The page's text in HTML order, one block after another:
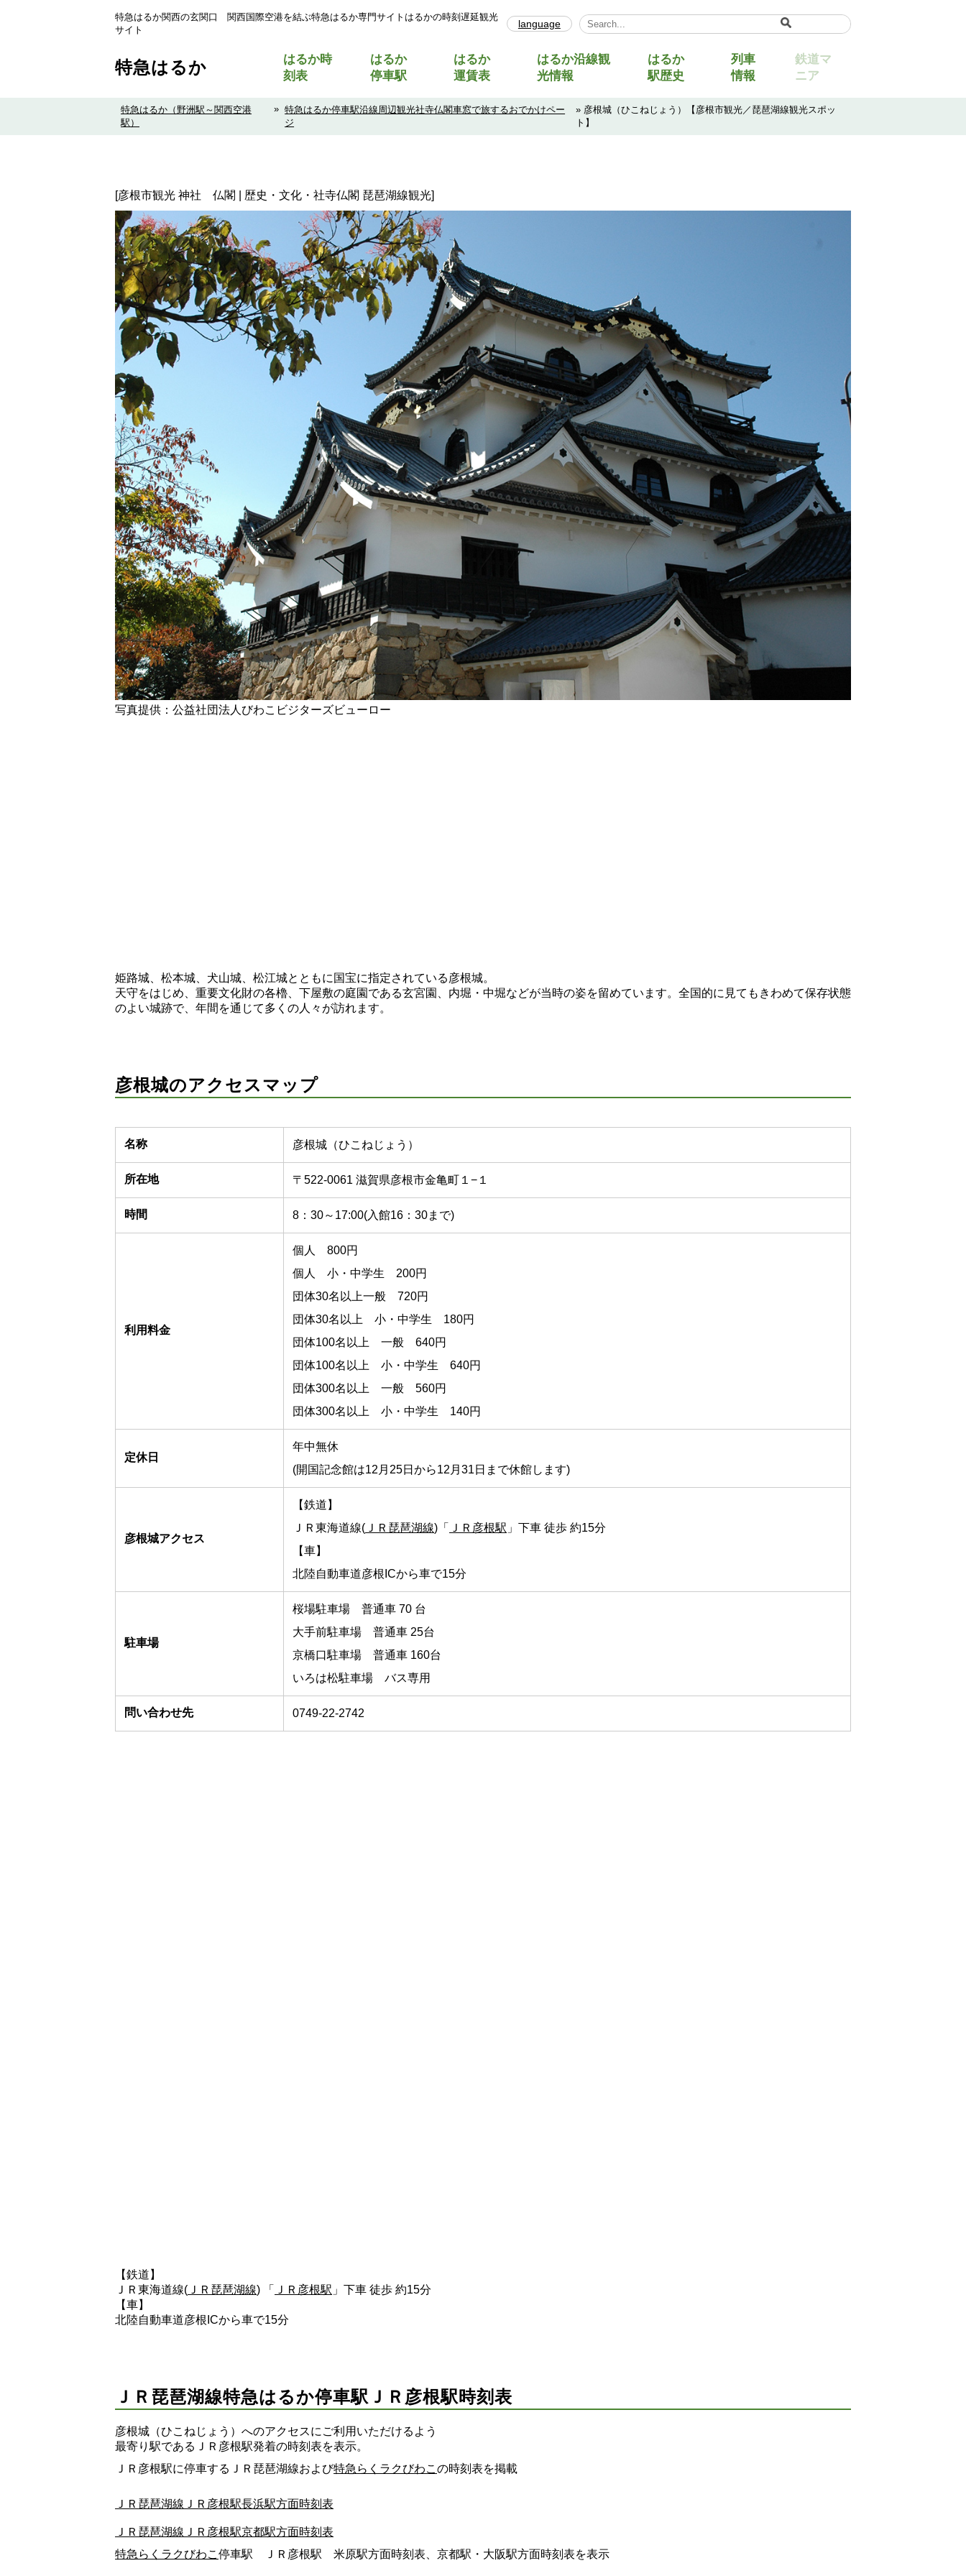
特急はるか関西の玄関口 関西国際空港を結ぶ特急はるか専門サイトはるかの時刻遅延観光
サイト
language
Select Language ▼
特急はるか
はるか時
刻表
はるか
停車駅
はるか
運賃表
はるか沿線観
光情報
はるか
駅歴史
列車
情報
鉄道マ
ニア
特急はるか（野洲駅～関西空港
駅）
» 特急はるか停車駅沿線周辺観光社寺仏閣車窓で旅するおでかけペー
ジ
» 彦根城（ひこねじょう）【彦根市観光／琵琶湖線観光スポッ
ト】
[彦根市観光 神社 仏閣 | 歴史・文化・社寺仏閣 琵琶湖線観光]
写真提供：公益社団法人びわこビジターズビューロー
姫路城、松本城、犬山城、松江城とともに国宝に指定されている彦根城。
天守をはじめ、重要文化財の各櫓、下屋敷の庭園である玄宮園、内堀・中堀などが当時の姿を留めています。全国的に見てもきわめて保存状態
のよい城跡で、年間を通じて多くの人々が訪れます。
彦根城のアクセスマップ
名称 彦根城（ひこねじょう）
所在地 〒522-0061 滋賀県彦根市金亀町１−１
時間 8：30～17:00(入館16：30まで)
利用料金
個人 800円
個人 小・中学生 200円
団体30名以上一般 720円
団体30名以上 小・中学生 180円
団体100名以上 一般 640円
団体100名以上 小・中学生 640円
団体300名以上 一般 560円
団体300名以上 小・中学生 140円
定休日
年中無休
(開国記念館は12月25日から12月31日まで休館します)
彦根城アクセス
【鉄道】
ＪＲ東海道線( ＪＲ琵琶湖線)「 ＪＲ彦根駅 」下車 徒歩 約15分
【車】
北陸自動車道彦根ICから車で15分
駐車場
桜場駐車場 普通車 70 台
大手前駐車場 普通車 25台
京橋口駐車場 普通車 160台
いろは松駐車場 バス専用
問い合わせ先 0749-22-2742
【鉄道】
ＪＲ東海道線( ＪＲ琵琶湖線) 「 ＪＲ彦根駅 」下車 徒歩 約15分
【車】
北陸自動車道彦根ICから車で15分
ＪＲ琵琶湖線特急はるか停車駅ＪＲ彦根駅時刻表
彦根城（ひこねじょう）へのアクセスにご利用いただけるよう
最寄り駅であるＪＲ彦根駅発着の時刻表を表示。
ＪＲ彦根駅に停車するＪＲ琵琶湖線および特急らくラクびわこ の時刻表を掲載
ＪＲ琵琶湖線ＪＲ彦根駅長浜駅方面時刻表
ＪＲ琵琶湖線ＪＲ彦根駅京都駅方面時刻表
特急らくラクびわこ 停車駅 ＪＲ彦根駅 米原駅方面時刻表、京都駅・大阪駅方面時刻表を表示